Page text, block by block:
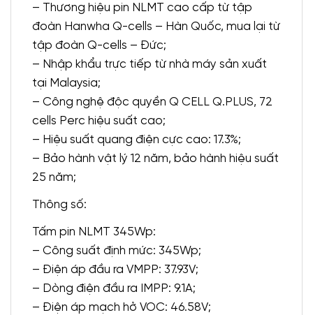
– Thương hiệu pin NLMT cao cấp từ tập
đoàn Hanwha Q-cells – Hàn Quốc, mua lại từ
tập đoàn Q-cells – Đức;
– Nhập khẩu trực tiếp từ nhà máy sản xuất
tại Malaysia;
– Công nghệ độc quyền Q CELL Q.PLUS, 72
cells Perc hiệu suất cao;
– Hiệu suất quang điện cực cao: 17.3%;
– Bảo hành vật lý 12 năm, bảo hành hiệu suất
25 năm;
Thông số:
Tấm pin NLMT 345Wp:
– Công suất định mức: 345Wp;
– Điện áp đầu ra VMPP: 37.93V;
– Dòng điện đầu ra IMPP: 9.1A;
– Điện áp mạch hở VOC: 46.58V;